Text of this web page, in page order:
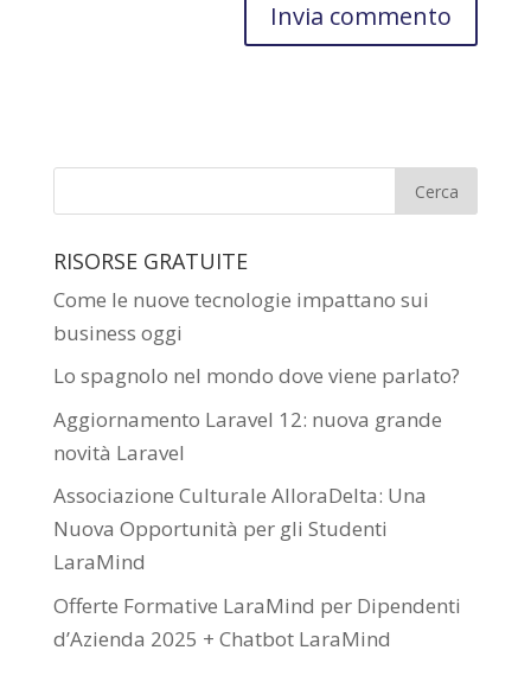
RISORSE GRATUITE
Come le nuove tecnologie impattano sui
business oggi
Lo spagnolo nel mondo dove viene parlato?
Aggiornamento Laravel 12: nuova grande
novità Laravel
Associazione Culturale AlloraDelta: Una
Nuova Opportunità per gli Studenti
LaraMind
Offerte Formative LaraMind per Dipendenti
d’Azienda 2025 + Chatbot LaraMind